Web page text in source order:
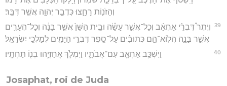
וְהַזֹּנ֖וֹת רָחָ֑צוּ כִּדְבַ֥ר יְהוָ֖ה אֲשֶׁ֥ר דִּבֵּֽר׃
39
וְיֶתֶר֩ דִּבְרֵ֨י אַחְאָ֜ב וְכָל־אֲשֶׁ֣ר עָשָׂ֗ה וּבֵ֤ית הַשֵּׁן֙ אֲשֶׁ֣ר בָּנָ֔ה וְכָל־הֶעָרִ֖ים
אֲשֶׁ֣ר בָּנָ֑ה הֲלֽוֹא־הֵ֣ם כְּתוּבִ֗ים עַל־סֵ֛פֶר דִּבְרֵ֥י הַיָּמִ֖ים לְמַלְכֵ֥י יִשְׂרָאֵֽל׃
40 וַיִּשְׁכַּ֥ב אַחְאָ֖ב עִם־אֲבֹתָ֑יו וַיִּמְלֹ֛ךְ אֲחַזְיָ֥הוּ בְנ֖וֹ תַּחְתָּֽיו׃
Josaphat, roi de Juda